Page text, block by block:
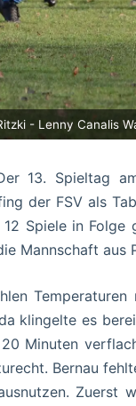
- Lenny Canalis
13. Spieltag
der FSV als
Spiele in Folge
Mannschaft aus
Temperaturen
klingelte es
Minuten
Bernau
Zuerst